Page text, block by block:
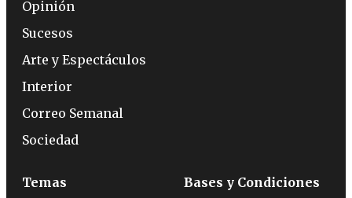
Opinión
Sucesos
Arte y Espectáculos
Interior
Correo Semanal
Sociedad
Temas Bases y Condiciones